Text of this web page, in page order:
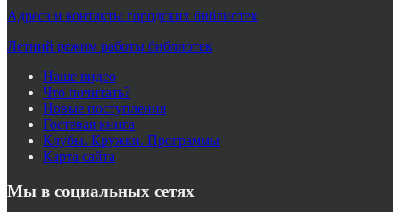
Адреса и контакты городских библиотек
Летний режим работы библиотек
Наше видео
Что почитать?
Новые поступления
Гостевая книга
Клубы. Кружки. Программы
Карта сайта
Мы в социальных сетях